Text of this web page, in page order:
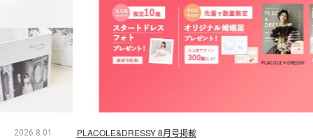
2026.8.01 PLACOLE&DRESSY 8月号掲載